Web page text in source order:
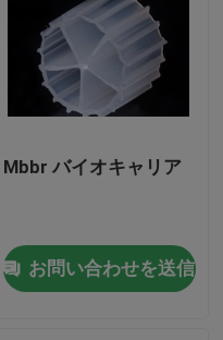
Mbbr バイオキャリア
お問い合わせを送信